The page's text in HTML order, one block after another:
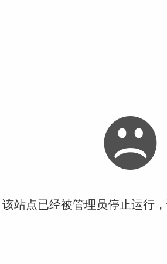
站点已经被管理员停止运行